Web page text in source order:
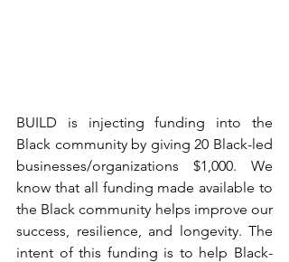
BUILD is injecting funding into the
Black community by giving 20 Black-led
businesses/organizations $1,000. We
know that all funding made available to
the Black community helps improve our
success, resilience, and longevity. The
intent of this funding is to help Black-